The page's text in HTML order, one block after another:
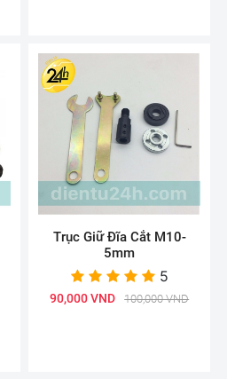
Trục Giữ Đĩa Cắt M10-
5mm
5
90,000 VND 100,000 VND